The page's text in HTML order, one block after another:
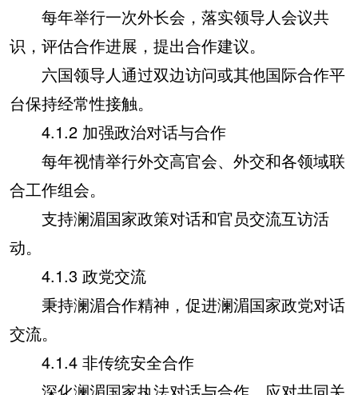
每年举行一次外长会，落实领导人会议共
识，评估合作进展，提出合作建议。
六国领导人通过双边访问或其他国际合作平
台保持经常性接触。
4.1.2 加强政治对话与合作
每年视情举行外交高官会、外交和各领域联
合工作组会。
支持澜湄国家政策对话和官员交流互访活
动。
4.1.3 政党交流
秉持澜湄合作精神，促进澜湄国家政党对话
交流。
4.1.4 非传统安全合作